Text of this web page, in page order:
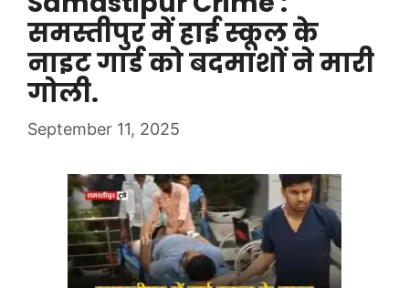
समस्तीपुर में हाई स्कूल के
नाइट गार्ड को बदमाशों ने मारी
गोली.
September 11, 2025